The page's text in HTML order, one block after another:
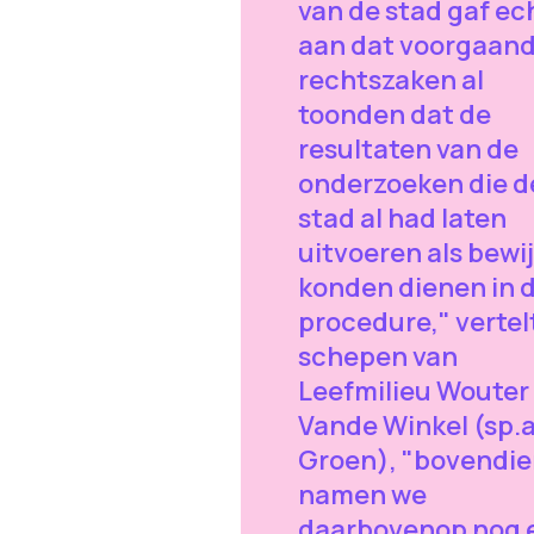
van de stad gaf
aan dat
rechtszaken al
toonden dat de
resultaten van de
onderzoeken die
stad al had laten
uitvoeren als
konden dienen in
procedure,"
schepen van
Leefmilieu Wouter
Vande Winkel
Groen),
namen we